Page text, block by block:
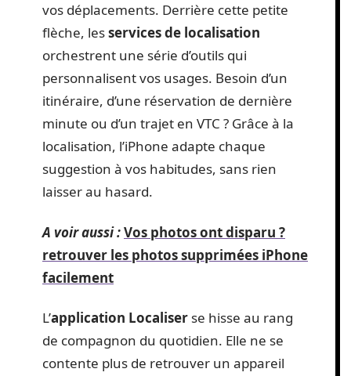
vos déplacements. Derrière cette petite
flèche, lesservices de localisation
orchestrent une série d’outils qui
personnalisent vos usages. Besoin d’un
itinéraire, d’une réservation de dernière
minute ou d’un trajet en VTC ? Grâce à la
localisation, l’iPhone adapte chaque
suggestion à vos habitudes, sans rien
laisser au hasard.
A voir aussi :Vos photos ont disparu ?
retrouver les photos supprimées iPhone
facilement
L’application Localiser se hisse au rang
de compagnon du quotidien. Elle ne se
contente plus de retrouver un appareil